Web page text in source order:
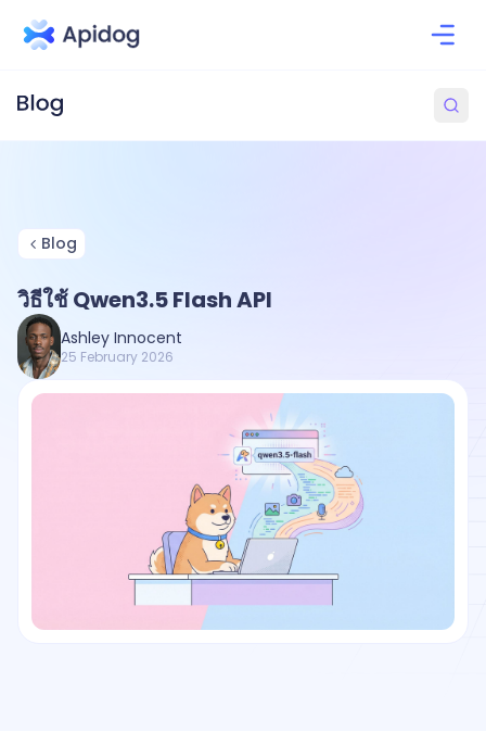
Blog
วิธีใช้ Qwen3.5 Flash API
Ashley Innocent
25 February 2026